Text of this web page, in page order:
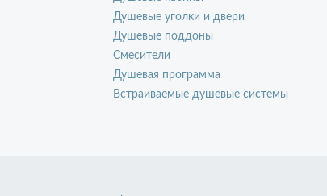
Душевые уголки и двери
Душевые поддоны
Смесители
Душевая программа
Встраиваемые душевые системы